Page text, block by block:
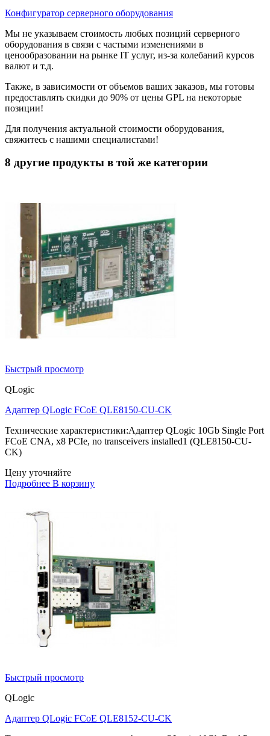
Конфигуратор серверного оборудования
Мы не указываем стоимость любых позиций серверного
оборудования в связи с частыми изменениями в
ценообразовании на рынке IT услуг, из-за колебаний курсов
валют и т.д.
Также, в зависимости от объемов ваших заказов, мы готовы
предоставлять скидки до 90% от цены GPL на некоторые
позиции!
Для получения актуальной стоимости оборудования,
свяжитесь с нашими специалистами!
8 другие продукты в той же категории
Быстрый просмотр
QLogic
Адаптер QLogic FCoE QLE8150-CU-CK
Технические характеристики:Адаптер QLogic 10Gb Single Port
FCoE CNA, x8 PCIe, no transceivers installed1 (QLE8150-CU-
CK)
Цену уточняйте
Подробнее В корзину
Быстрый просмотр
QLogic
Адаптер QLogic FCoE QLE8152-CU-CK